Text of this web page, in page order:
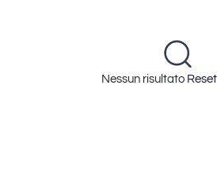
Nessun risultato